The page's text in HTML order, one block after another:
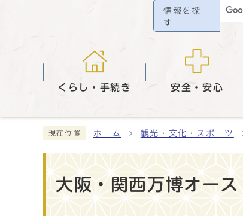
情報を探
す
くらし・手続き 安全・安心
現在位置 ホーム 観光・文化・スポーツ
大阪・関西万博オー